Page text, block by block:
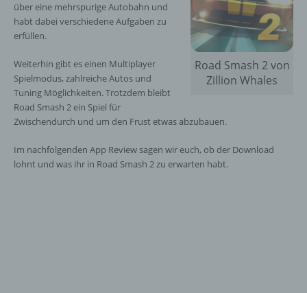
Road Smash 2 von
Zillion Whales
über eine mehrspurige Autobahn und
habt dabei verschiedene Aufgaben zu
erfüllen.
Weiterhin gibt es einen Multiplayer
Spielmodus, zahlreiche Autos und
Tuning Möglichkeiten. Trotzdem bleibt
Road Smash 2 ein Spiel für
Zwischendurch und um den Frust etwas abzubauen.
Im nachfolgenden App Review sagen wir euch, ob der Download
lohnt und was ihr in Road Smash 2 zu erwarten habt.